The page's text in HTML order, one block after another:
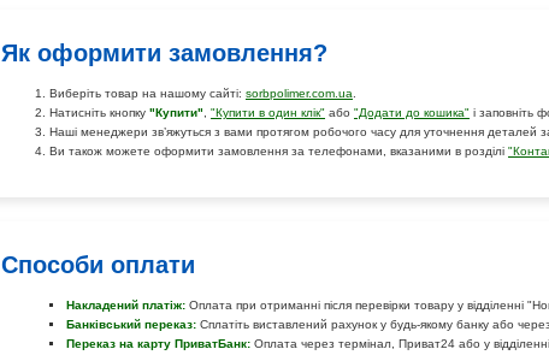
Як оформити замовлення?
Виберіть товар на нашому сайті: sorbpolimer.com.ua
Натисніть кнопку "Купити" "Купити в один клік" або "Додати до кошика" і заповніть
Наші менеджери зв’яжуться з вами протягом робочого часу для уточнення деталей
Ви також можете оформити замовлення за телефонами, вказаними в розділі
Способи оплати
Накладений платіж: Оплата при отриманні після перевірки товару у відділенні
Банківський переказ: Сплатіть виставлений рахунок у будь-якому банку або
Переказ на карту ПриватБанк: Оплата через термінал, Приват24 або у